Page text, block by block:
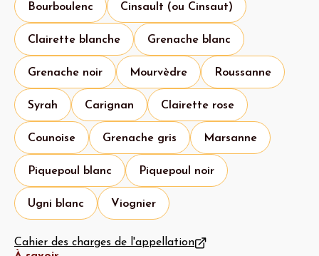
Bourboulenc Cinsault (ou Cinsaut)
Clairette blanche Grenache blanc
Grenache noir Mourvèdre Roussanne
Syrah Carignan Clairette rose
Counoise Grenache gris Marsanne
Piquepoul blanc Piquepoul noir
Ugni blanc Viognier
Cahier des charges de l'appellation